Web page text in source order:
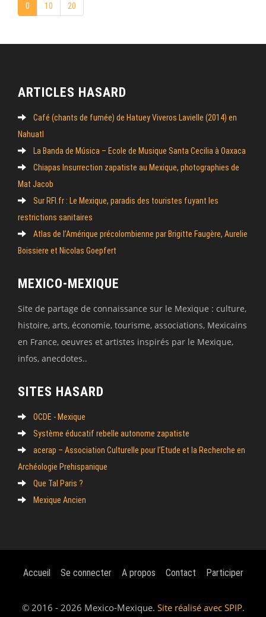
0 10 20
ARTICLES HASARD
Café (chants de fumée) de Hatuey Viveros Lavielle (2014) en
Nahuatl
La Banda de Música – Ecole de Musique Santa Cecilia à Oaxaca
Chiapas Insurrection zapatiste au Mexique, photographies de
Mat Jacob
Sur RFI.fr : Le Mexique, paradis des touristes fuyant les
restrictions sanitaires
Atlas de l’Amérique précolombienne par Brigitte Faugère, Aurelie
Boissiere et Nicolas Goepfert
MEXICO-MEXIQUE
Site de partage de connaissance sur le Mexique : culture,
histoire, arts, économie, tourisme, associations, Mexicains
en France, oeuvres et artistes inspirés par le Mexique,
infos, anecdotes..
SITES HASARD
OCDE - Mexique
Système éducatif rebelle autonome zapatiste
acerap – Association Culturelle pour l’Etude et la Recherche en
Archéologie Prehispanique
Que Tal Paris ?
Mexique Ancien
Accueil Se connecter A propos Contact Participer
© 2016 - 2026 Mexico-Mexique. Site réalisé avec SPIP.